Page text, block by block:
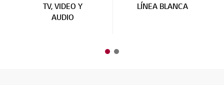
TV, VIDEO Y
AUDIO
LÍNEA BLANCA